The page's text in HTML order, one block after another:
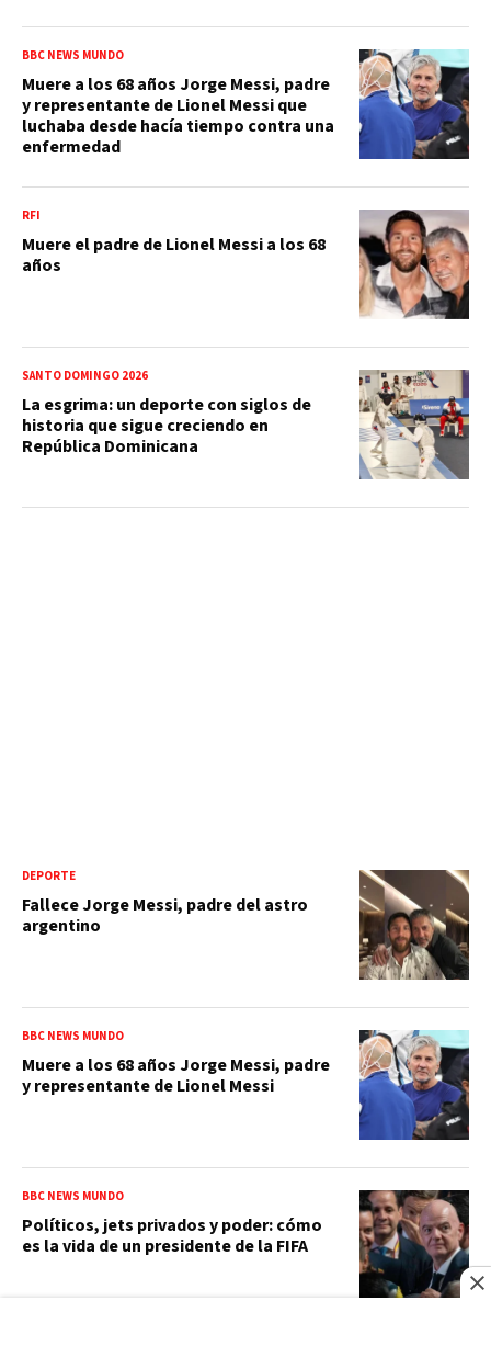
BBC NEWS MUNDO
Muere a los 68 años Jorge Messi, padre
y representante de Lionel Messi que
luchaba desde hacía tiempo contra una
enfermedad
RFI
Muere el padre de Lionel Messi a los 68
años
SANTO DOMINGO 2026
La esgrima: un deporte con siglos de
historia que sigue creciendo en
República Dominicana
DEPORTE
Fallece Jorge Messi, padre del astro
argentino
BBC NEWS MUNDO
Muere a los 68 años Jorge Messi, padre
y representante de Lionel Messi
BBC NEWS MUNDO
Políticos, jets privados y poder: cómo
es la vida de un presidente de la FIFA